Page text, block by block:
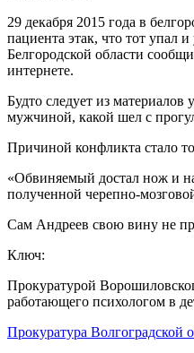
29 декабря 2015 года в
пациента этак, что тот упал
Белгородской области
интернете.
Будто следует из
мужчиной, какой шел с
Причиной конфликта стало
«Обвиняемый достал нож и
полученной черепно-
Сам Андреев свою вину не
Ключ:
Прокуратурой
работающего психологом в
Прокуратура Волгоградской